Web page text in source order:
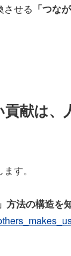
させる 「つな
献は、
す。
方法の構造を